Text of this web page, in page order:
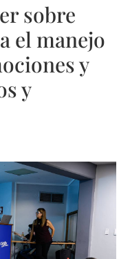
sobre
el manejo
y
y